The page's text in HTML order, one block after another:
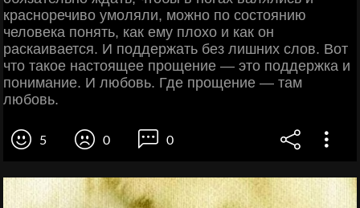
красноречиво умоляли, можно по состоянию
человека понять, как ему плохо и как он
раскаивается. И поддержать без лишних слов. Вот
что такое настоящее прощение — это поддержка и
понимание. И любовь. Где прощение — там
любовь.
5 0 0